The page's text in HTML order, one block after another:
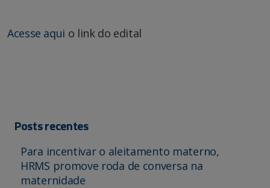
Acesse aqui o link do edital
Posts recentes
Para incentivar o aleitamento materno,
HRMS promove roda de conversa na
maternidade